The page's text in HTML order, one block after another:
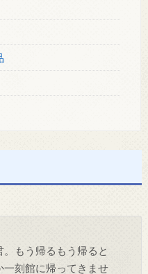
もう帰るもう帰ると
一刻館に帰ってきませ